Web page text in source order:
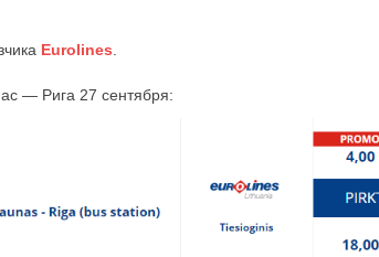
Eurolines
— Рига 27 сентября: